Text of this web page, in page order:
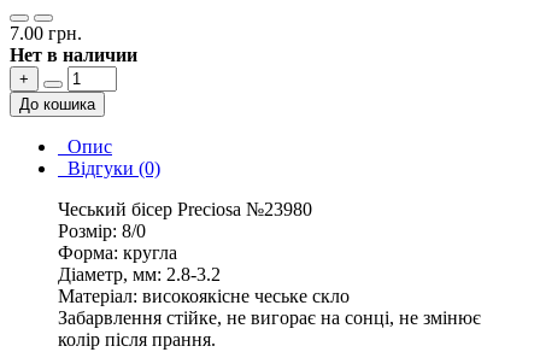
7.00 грн.
Нет в наличии
+
До кошика
Опис
Відгуки (0)
Чеський бісер Preciosa №23980
Розмір: 8/0
Форма: кругла
Діаметр, мм: 2.8-3.2
Матеріал: високоякісне чеське скло
Забарвлення стійке, не вигорає на сонці, не змінює
колір після прання.